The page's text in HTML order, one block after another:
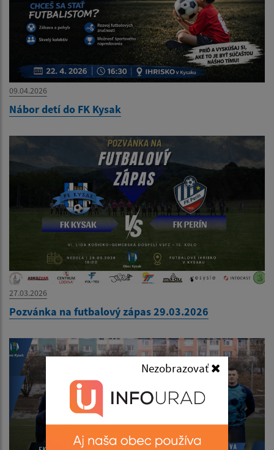
Nezobrazovať
09.04.2026
Nábor detí do FK Kysak
27.03.2026
Pozvánka na futbalový zápas 29.03.2026